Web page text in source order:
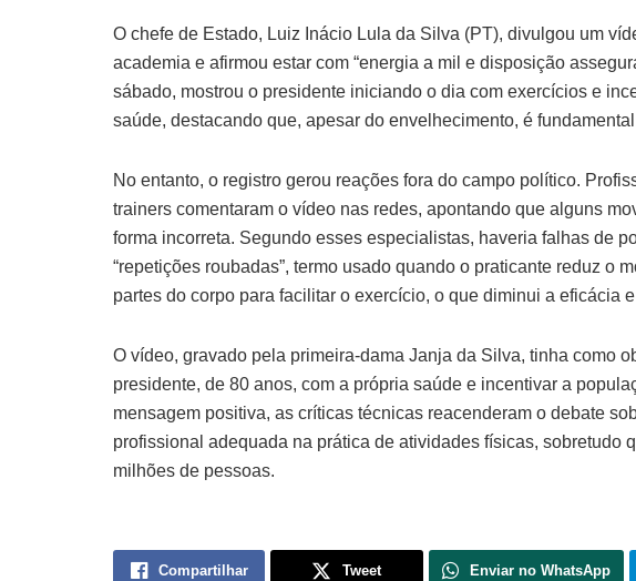
O chefe de Estado, Luiz Inácio Lula da Silva (PT), divulgou um
academia e afirmou estar com “energia a mil e disposição
sábado, mostrou o presidente iniciando o dia com exercícios e
saúde, destacando que, apesar do envelhecimento, é
No entanto, o registro gerou reações fora do campo político.
trainers comentaram o vídeo nas redes, apontando que alguns
forma incorreta. Segundo esses especialistas, haveria falhas de
“repetições roubadas”, termo usado quando o praticante reduz o
partes do corpo para facilitar o exercício, o que diminui a eficácia
O vídeo, gravado pela primeira-dama Janja da Silva, tinha como
presidente, de 80 anos, com a própria saúde e incentivar a
mensagem positiva, as críticas técnicas reacenderam o debate
profissional adequada na prática de atividades físicas, sobretudo
milhões de pessoas.
Compartilhar Tweet Enviar no WhatsApp